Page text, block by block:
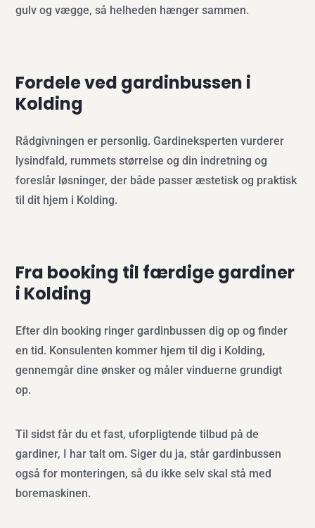
gulv og vægge, så helheden hænger sammen.
Fordele ved gardinbussen i
Kolding
Rådgivningen er personlig. Gardineksperten vurderer
lysindfald, rummets størrelse og din indretning og
foreslår løsninger, der både passer æstetisk og praktisk
til dit hjem i Kolding.
Fra booking til færdige gardiner
i Kolding
Efter din booking ringer gardinbussen dig op og finder
en tid. Konsulenten kommer hjem til dig i Kolding,
gennemgår dine ønsker og måler vinduerne grundigt
op.
Til sidst får du et fast, uforpligtende tilbud på de
gardiner, I har talt om. Siger du ja, står gardinbussen
også for monteringen, så du ikke selv skal stå med
boremaskinen.